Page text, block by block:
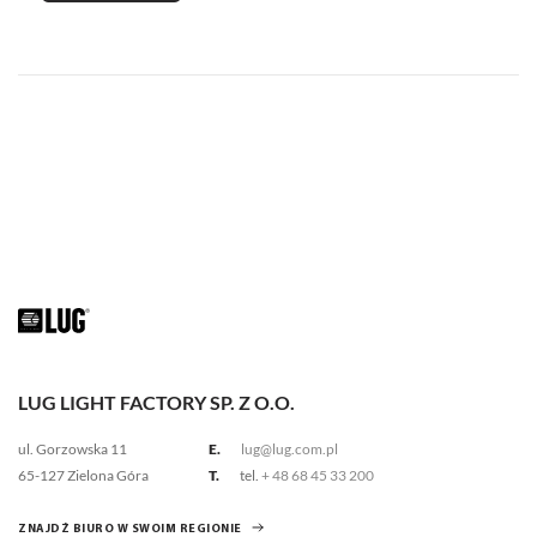
LUG LIGHT FACTORY SP. Z O.O.
ul. Gorzowska 11
65-127 Zielona Góra
E.
lug@lug.com.pl
T.
tel. + 48 68 45 33 200
ZNAJDŹ BIURO W SWOIM REGIONIE